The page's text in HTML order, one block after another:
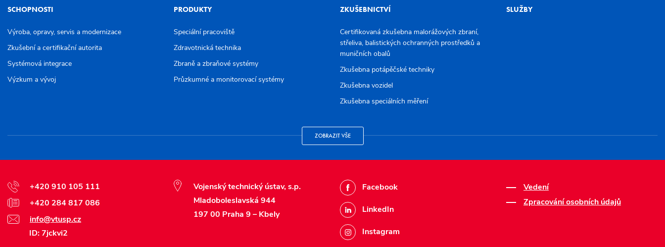
SCHOPNOSTI
Výroba, opravy, servis a modernizace
Zkušební a certifikační autorita
Systémová integrace
Výzkum a vývoj
PRODUKTY
Speciální pracoviště
Zdravotnická technika
Zbraně a zbraňové systémy
Průzkumné a monitorovací systémy
ZKUŠEBNICTVÍ
Certifikovaná zkušebna malorážových zbraní,
střeliva, balistických ochranných prostředků a
muničních obalů
Zkušebna potápěčské techniky
Zkušebna vozidel
Zkušebna speciálních měření
SLUŽBY
ZOBRAZIT VŠE
+420 910 105 111
+420 284 817 086
info@vtusp.cz
ID: 7jckvi2
Vojenský technický ústav, s.p.
Mladoboleslavská 944
197 00 Praha 9 – Kbely
Facebook
LinkedIn
Instagram
Vedení
Zpracování osobních údajů